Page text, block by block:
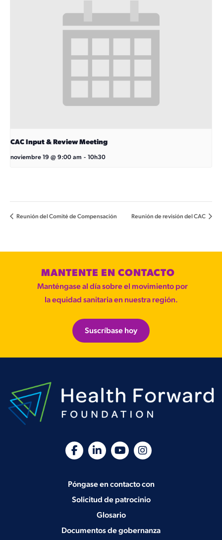
CAC Input & Review Meeting
noviembre 19 @ 9:00 am - 10h30
Reunión del Comité de Compensación Reunión de revisión del CAC
MANTENTE EN CONTACTO
Manténgase al día sobre el movimiento por
la equidad sanitaria en nuestra región.
Suscríbase hoy
Póngase en contacto con
Solicitud de patrocinio
Glosario
Documentos de gobernanza